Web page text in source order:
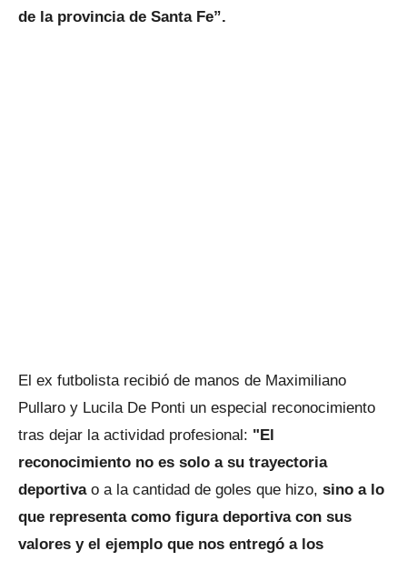
de la provincia de Santa Fe”.
El ex futbolista recibió de manos de Maximiliano
Pullaro y Lucila De Ponti un especial reconocimiento
tras dejar la actividad profesional: "El
reconocimiento no es solo a su trayectoria
deportivao a la cantidad de goles que hizo, sino a lo
que representa como figura deportiva con sus
valores y el ejemplo que nos entregó a los